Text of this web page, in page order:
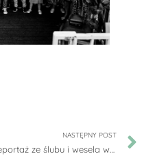
NASTĘPNY POST
Reportaż ze ślubu i wesela w Pałacu Nogalin. Zapraszamy!